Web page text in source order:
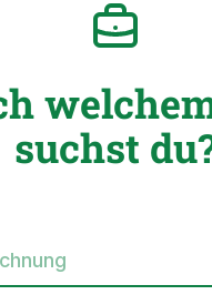
suchst